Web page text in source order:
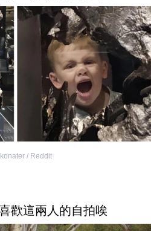
/ Reddit
歡這兩人的自拍唉